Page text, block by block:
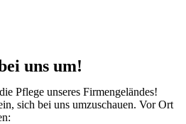
uns um!
Pflege unseres Firmengeländes!
sich bei uns umzuschauen. Vor Ort